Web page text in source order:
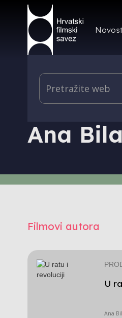
PRODUKCIJA I
Ana
Filmovi autora
U
Ana